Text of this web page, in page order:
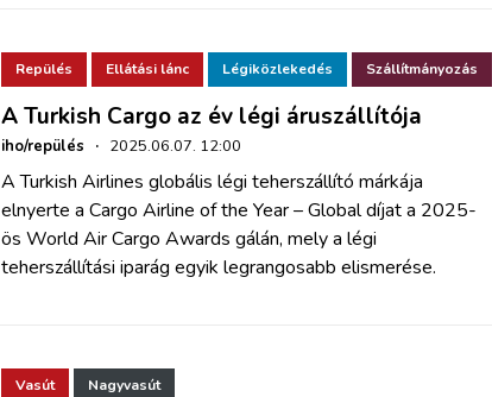
Repülés Ellátási lánc Légiközlekedés Szállítmányozás
A Turkish Cargo az év légi áruszállítója
iho/repülés · 2025.06.07. 12:00
A Turkish Airlines globális légi teherszállító márkája
elnyerte a Cargo Airline of the Year – Global díjat a 2025-
ös World Air Cargo Awards gálán, mely a légi
teherszállítási iparág egyik legrangosabb elismerése.
Vasút Nagyvasút